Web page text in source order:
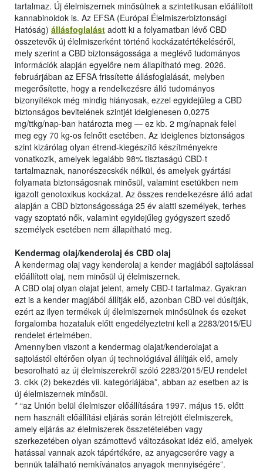
tartalmaz. Új élelmiszernek minősülnek a szintetikusan előállított
kannabinoidok is. Az EFSA (Európai Élelmiszerbiztonsági
Hatóság) állásfoglalást adott ki a folyamatban lévő CBD
összetevők új élelmiszerként történő kockázatértékeléséről,
mely szerint a CBD biztonságossága a meglévő tudományos
információk alapján egyelőre nem állapítható meg. 2026.
februárjában az EFSA frissítette állásfoglalását, melyben
megerősítette, hogy a rendelkezésre álló tudományos
bizonyítékok még mindig hiányosak, ezzel egyidejűleg a CBD
biztonságos bevitelének szintjét ideiglenesen 0,0275
mg/ttkg/nap-ban határozta meg — ez kb. 2 mg/napnak felel
meg egy 70 kg-os felnőtt esetében. Az ideiglenes biztonságos
szint kizárólag olyan étrend-kiegészítő készítményekre
vonatkozik, amelyek legalább 98% tisztaságú CBD-t
tartalmaznak, nanorészecskék nélkül, és amelyek gyártási
folyamata biztonságosnak minősül, valamint esetükben nem
igazolt genotoxikus kockázat. Az összes rendelkezésre álló adat
alapján a CBD biztonságossága 25 év alatti személyek, terhes
vagy szoptató nők, valamint egyidejűleg gyógyszert szedő
személyek esetében nem állapítható meg.
Kendermag olaj/kenderolaj és CBD olaj
A kendermag olaj vagy kenderolaj a kender magjából sajtolással
előállított olaj, nem minősül új élelmiszernek.
A CBD olaj olyan olajat jelent, amely CBD-t tartalmaz. Gyakran
ezt is a kender magjából állítják elő, azonban CBD-vel dúsítják,
ezért az ilyen termékek új élelmiszernek minősülnek és ezeket
forgalomba hozataluk előtt engedélyeztetni kell a 2283/2015/EU
rendelet értelmében.
Amennyiben viszont a kendermag olajat/kenderolajat a
sajtolástól eltérően olyan új technológiával állítják elő, amely
besorolható az új élelmiszerekről szóló 2283/2015/EU rendelet
3. cikk (2) bekezdés vii. kategóriájába*, abban az esetben az is
új élelmiszernek minősül.
* “az Unión belül élelmiszer előállítására 1997. május 15. előtt
nem használt előállítási eljárás során létrejött élelmiszerek,
amely eljárás az élelmiszerek összetételében vagy
szerkezetében olyan számottevő változásokat idéz elő, amelyek
hatással vannak azok tápértékére, az anyagcserére vagy a
bennük található nemkívánatos anyagok mennyiségére”.